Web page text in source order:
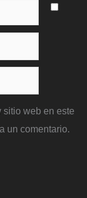
sitio web en este
un comentario.